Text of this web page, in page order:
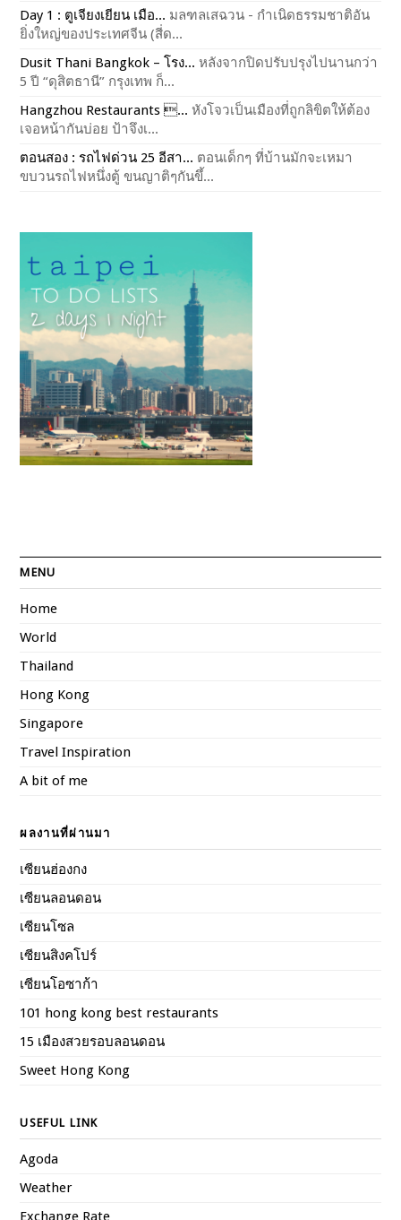
Day 1 : ตูเจียงเยียน เมือ... มลฑลเสฉวน - กำเนิดธรรมชาติอัน
ยิ่งใหญ่ของประเทศจีน (สี่ด...
Dusit Thani Bangkok – โรง... หลังจากปิดปรับปรุงไปนานกว่า
5 ปี “ดุสิตธานี” กรุงเทพ ก็...
Hangzhou Restaurants ... หังโจวเป็นเมืองที่ถูกลิขิตให้ต้อง
เจอหน้ากันบ่อย ป้าจึงเ...
ตอนสอง : รถไฟด่วน 25 อีสา... ตอนเด็กๆ ที่บ้านมักจะเหมา
ขบวนรถไฟหนึ่งตู้ ขนญาติๆกันขึ้...
MENU
Home
World
Thailand
Hong Kong
Singapore
Travel Inspiration
A bit of me
ผลงานที่ผ่านมา
เซียนฮ่องกง
เซียนลอนดอน
เซียนโซล
เซียนสิงคโปร์
เซียนโอซาก้า
101 hong kong best restaurants
15 เมืองสวยรอบลอนดอน
Sweet Hong Kong
USEFUL LINK
Agoda
Weather